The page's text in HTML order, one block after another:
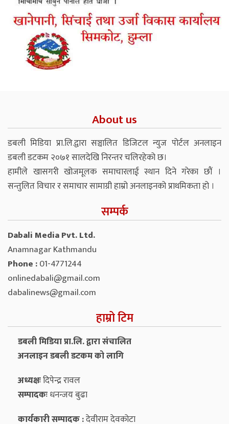
About us
डबली मिडिया प्रा.लि.द्वारा सञ्चालित डिजिटल न्युज पोर्टल अनलाइन
डबली डटकम २०७१ सालदेखि निरन्तर चलिरहेको छ।
हामीले खासगरी खोजमूलक समाचारलाई स्थान दिने गरेका छौं ।
सन्तुलित विचार र समाचार सामाग्री हाम्रो अनलाइनको प्राथमिकता हो ।
सम्पर्क
Dabali Media Pvt. Ltd.
Anamnagar Kathmandu
Phone :01-4771244
onlinedabali@gmail.com
dabalinews@gmail.com
हाम्रो टिम
डबली मिडिया प्रा.लि. द्वारा संचालित
अनलाइन डबली डटकम को लागि
अध्यक्षःदिपेन्द्र रावल
सम्पादकःधनन्‍जय बुढा
कार्यकारी सम्पादक :देवीराम देवकोटा